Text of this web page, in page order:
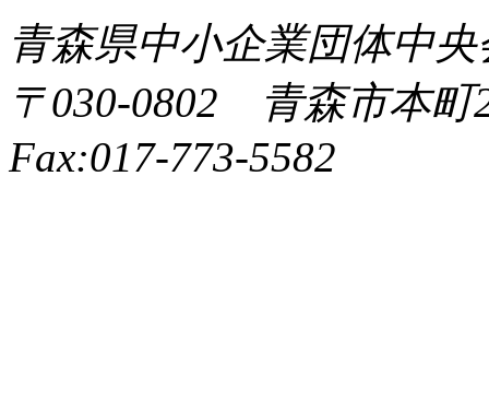
青森県中小企業団体中
〒030-0802 青森市本
Fax:017-773-5582